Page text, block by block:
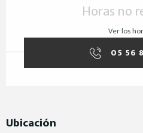
Horas no
Ver los
05 56
Ubicación